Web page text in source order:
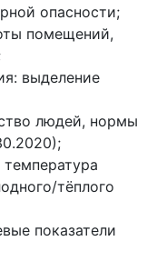
опасности;
помещений,
выделение
людей, нормы
тёплого
показатели